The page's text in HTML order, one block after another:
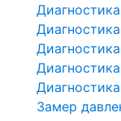
Замер